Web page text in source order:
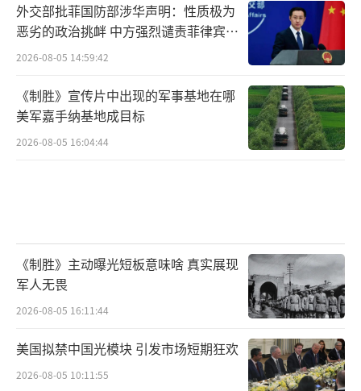
外交部批菲国防部涉华声明：性质极为
恶劣的政治挑衅 中方强烈谴责菲律宾行
为
2026-08-05 14:59:42
《制胜》宣传片中出现的军事基地在哪
美军嘉手纳基地成目标
2026-08-05 16:04:44
《制胜》主动曝光短板意味啥 真实展现
军人无畏
2026-08-05 16:11:44
美国拟禁中国光模块 引发市场短期狂欢
2026-08-05 10:11:55